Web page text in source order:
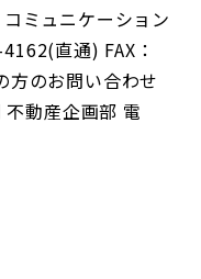
ミュニケーション
直通) FAX：
のお問い合わせ
動産企画部 電